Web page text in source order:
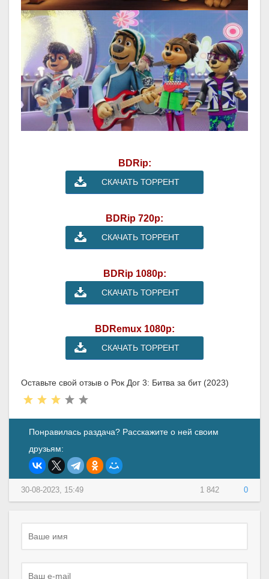
BDRip:
СКАЧАТЬ ТОРРЕНТ
BDRip 720p:
СКАЧАТЬ ТОРРЕНТ
BDRip 1080p:
СКАЧАТЬ ТОРРЕНТ
BDRemux 1080p:
СКАЧАТЬ ТОРРЕНТ
Оставьте свой отзыв о Рок Дог 3: Битва за бит (2023)
Понравилась раздача? Расскажите о ней своим
друзьям:
1 842 0
30-08-2023, 15:49